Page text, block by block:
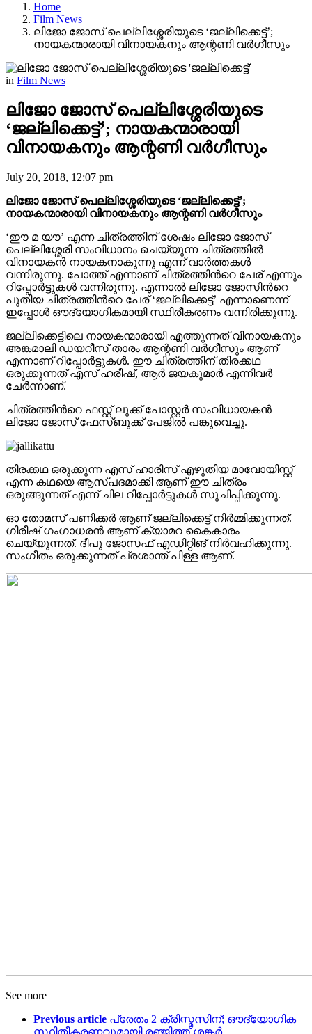
Home
Film News
ലിജോ ജോസ് പെല്ലിശ്ശേരിയുടെ ‘ജല്ലിക്കെട്ട്’;
നായകന്മാരായി വിനായകനും ആന്റണി വർഗീസും
in Film News
ലിജോ ജോസ് പെല്ലിശ്ശേരിയുടെ
‘ജല്ലിക്കെട്ട്’; നായകന്മാരായി
വിനായകനും ആന്റണി വർഗീസും
July 20, 2018, 12:07 pm
ലിജോ ജോസ് പെല്ലിശ്ശേരിയുടെ ‘ജല്ലിക്കെട്ട്’;
നായകന്മാരായി വിനായകനും ആന്റണി വർഗീസും
‘ഈ മ യൗ’ എന്ന ചിത്രത്തിന് ശേഷം ലിജോ ജോസ്
പെല്ലിശ്ശേരി സംവിധാനം ചെയ്യുന്ന ചിത്രത്തിൽ
വിനായകൻ നായകനാകുന്നു എന്ന് വാർത്തകൾ
വന്നിരുന്നു. പോത്ത്‌ എന്നാണ് ചിത്രത്തിന്‍റെ പേര് എന്നും
റിപ്പോർട്ടുകൾ വന്നിരുന്നു. എന്നാൽ ലിജോ ജോസിന്‍റെ
പുതിയ ചിത്രത്തിന്‍റെ പേര് ‘ജല്ലിക്കെട്ട്’ എന്നാണെന്ന്
ഇപ്പോൾ ഔദ്യോഗികമായി സ്ഥിരീകരണം വന്നിരിക്കുന്നു.
ജല്ലിക്കെട്ടിലെ നായകന്മാരായി എത്തുന്നത് വിനായകനും
അങ്കമാലി ഡയറീസ് താരം ആന്റണി വർഗീസും ആണ്
എന്നാണ് റിപ്പോർട്ടുകൾ. ഈ ചിത്രത്തിന് തിരക്കഥ
ഒരുക്കുന്നത് എസ് ഹരീഷ്, ആർ ജയകുമാർ എന്നിവർ
ചേർന്നാണ്.
ചിത്രത്തിന്‍റെ ഫസ്റ്റ് ലുക്ക് പോസ്റ്റർ സംവിധായകൻ
ലിജോ ജോസ് ഫേസ്ബുക്ക് പേജിൽ പങ്കുവെച്ചു.
തിരക്കഥ ഒരുക്കുന്ന എസ്‌ ഹാരിസ് എഴുതിയ മാവോയിസ്റ്റ്
എന്ന കഥയെ ആസ്പദമാക്കി ആണ് ഈ ചിത്രം
ഒരുങ്ങുന്നത് എന്ന് ചില റിപ്പോർട്ടുകൾ സൂചിപ്പിക്കുന്നു.
ഓ തോമസ് പണിക്കർ ആണ് ജല്ലിക്കെട്ട് നിർമ്മിക്കുന്നത്.
ഗിരീഷ് ഗംഗാധരൻ ആണ് ക്യാമറ കൈകാരം
ചെയ്യുന്നത്. ദീപു ജോസഫ് എഡിറ്റിങ് നിർവഹിക്കുന്നു.
സംഗീതം ഒരുക്കുന്നത് പ്രശാന്ത് പിള്ള ആണ്.
See more
Previous article പ്രേതം 2 ക്രിസ്മസിന്; ഔദ്യോഗിക
സ്ഥിതീകരണവുമായി രഞ്ജിത്ത് ശങ്കർ